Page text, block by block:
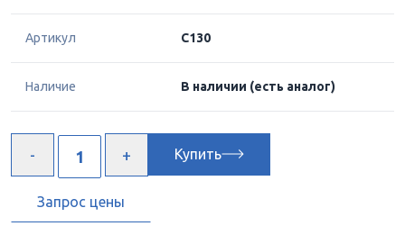
Артикул C130
Наличие В наличии (есть аналог)
Купить
Запрос цены